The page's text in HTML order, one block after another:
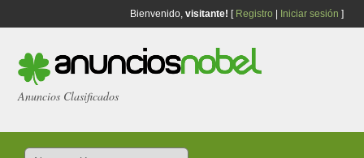
Bienvenido, visitante! [ Registro Iniciar sesión ]
Anuncios Clasificados